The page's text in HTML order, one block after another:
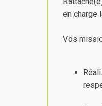
en charge
Vos